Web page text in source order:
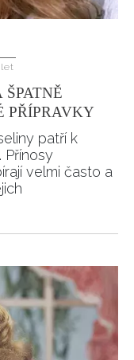
PŘÍPRAVKY
patří k
Přínosy
velmi často a